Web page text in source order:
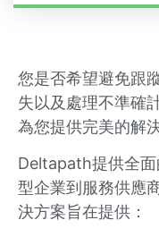
您是否希望避免跟
失以及處理不準確
為您提供完美的解
Deltapath提供全
型企業到服務供應
決方案旨在提供：